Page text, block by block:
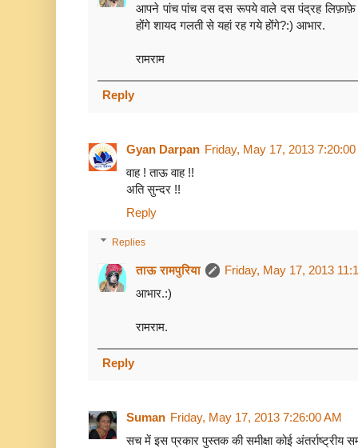
आपने पांच पांच दस दस रूपये वाले दस पंद्रह लिफ़ाफ़े
होंगे शायद गलती से यहां रह गये होंगे?:) आभार.
रामराम
Reply
Gyan Darpan Friday, May 17, 2013
वाह ! ताऊ वाह !!
अति सुन्दर !!
Reply
Replies
ताऊ रामपुरिया
Friday, May 17, 2013
आभार.:)
रामराम.
Reply
Suman Friday, May 17, 2013 7:26:00 AM
सच में इस प्रकार पुस्तक की समीक्षा कोई अंतर्राष्ट्रीय